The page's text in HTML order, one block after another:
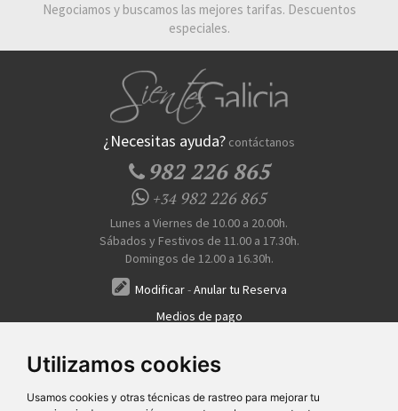
Utilizamos cookies
Usamos cookies y otras técnicas de rastreo para mejorar tu
Negociamos y buscamos las mejores tarifas. Descuentos
especiales.
¿Necesitas ayuda? contáctanos
982 226 865
+34982 226 865
Lunes a Viernes de 10.00 a 20.00h.
Sábados y Festivos de 11.00 a 17.30h.
Domingos de 12.00 a 16.30h.
Modificar-Anular tu Reserva
Medios de pago